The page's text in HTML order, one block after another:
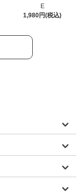
E
1,980円(税込)